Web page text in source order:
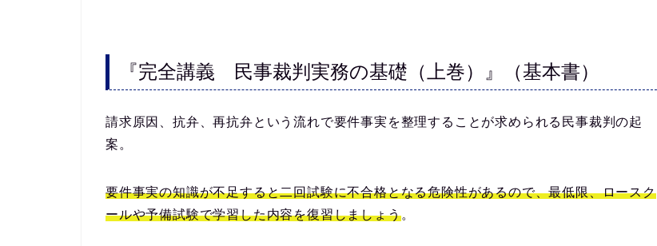
『完全講義 民事裁判実務の基礎（上巻）』（基本書）
請求原因、抗弁、再抗弁という流れで要件事実を整理することが求められる民事裁判の起
案。
要件事実の知識が不足すると二回試験に不合格となる危険性があるので、最低限、ロースク
ールや予備試験で学習した内容を復習しましょう。